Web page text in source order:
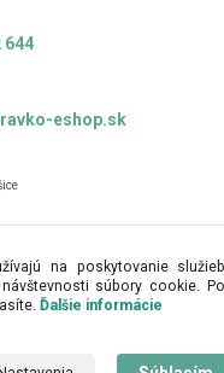
644
eshop.sk
na poskytovanie
súbory cookie.
Ďalšie informácie